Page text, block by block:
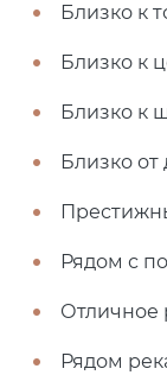
Близко к
Близко к
Близко к
Близко от
Рядом с
Отличное
Рядом